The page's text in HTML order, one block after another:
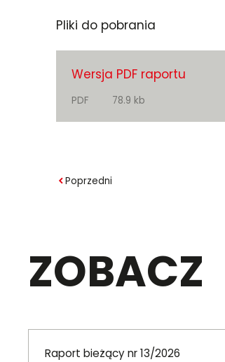
Pliki do pobrania
Wersja PDF raportu
PDF 78.9 kb
Poprzedni
ZOBACZ
Raport bieżący nr 13/2026